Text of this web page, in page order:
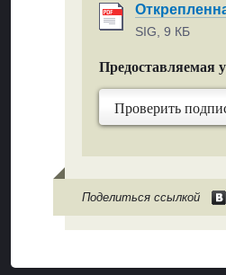
SIG, 9 КБ
Предоставляемая
Проверить
Поделиться ссылкой